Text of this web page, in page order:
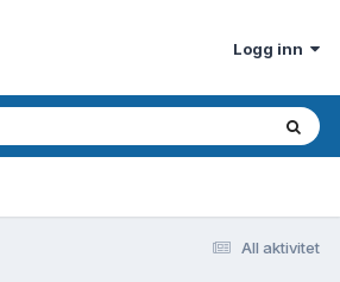
Logg inn
All aktivitet